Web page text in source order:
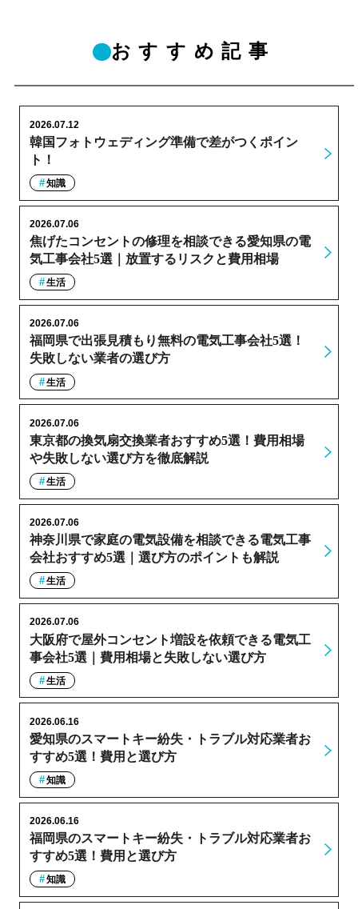
おすすめ記事
韓国フォトウェディング準備で差がつくポイン
ト！
2026.07.12
知識
焦げたコンセントの修理を相談できる愛知県の電
気工事会社5選｜放置するリスクと費用相場
2026.07.06
生活
福岡県で出張見積もり無料の電気工事会社5選！
失敗しない業者の選び方
2026.07.06
生活
東京都の換気扇交換業者おすすめ5選！費用相場
や失敗しない選び方を徹底解説
2026.07.06
生活
神奈川県で家庭の電気設備を相談できる電気工事
会社おすすめ5選｜選び方のポイントも解説
2026.07.06
生活
大阪府で屋外コンセント増設を依頼できる電気工
事会社5選｜費用相場と失敗しない選び方
2026.07.06
生活
愛知県のスマートキー紛失・トラブル対応業者お
すすめ5選！費用と選び方
2026.06.16
知識
福岡県のスマートキー紛失・トラブル対応業者お
すすめ5選！費用と選び方
2026.06.16
知識